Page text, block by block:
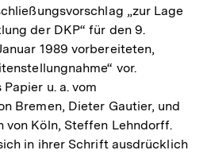
„zur Lage
der DKP“ für den 9.
1989 vorbereiteten,
vor.
u. a. vom
Bremen, Dieter Gautier, und
von Köln, Steffen Lehndorff.
in ihrer Schrift ausdrücklich